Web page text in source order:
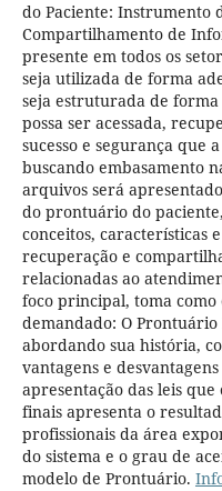
do Paciente: Instrumento
Compartilhamento de
presente em todos os
seja utilizada de forma
seja estruturada de
possa ser acessada,
sucesso e segurança que
buscando embasamento
arquivos será
do prontuário do
conceitos, características
recuperação e
relacionadas ao
foco principal, toma
demandado: O
abordando sua história,
vantagens e
apresentação das leis que
finais apresenta o
profissionais da área
do sistema e o grau de
modelo de Prontuário.